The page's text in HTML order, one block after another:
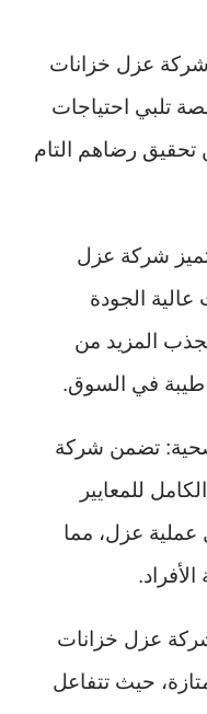
عزل خزانات
تلبي احتياجات
تحقيق رضاهم التام
شركة عزل
الجودة
المزيد من
طيبة في السوق.
تضمن شركة
للمعايير
عملية عزل، مما
شركة عزل خزانات
حيث تتفاعل